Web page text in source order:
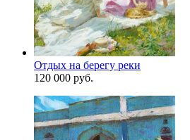
Отдых на берегу реки
120 000 руб.